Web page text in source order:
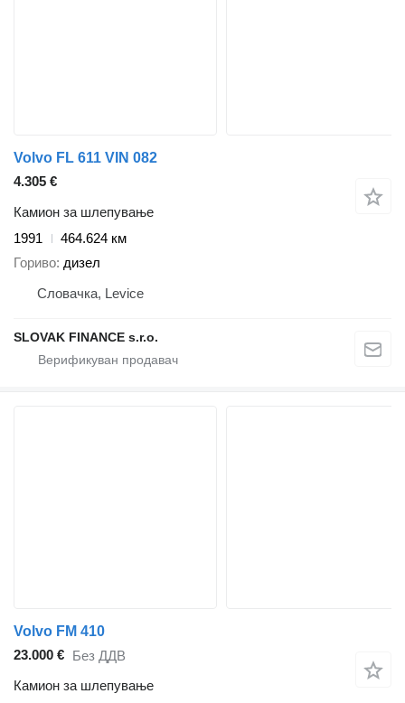
Volvo FL 611 VIN 082
4.305 €
Камион за шлепување
1991
464.624 км
Гориво дизел
Словачка, Levice
SLOVAK FINANCE s.r.o.
Volvo FM 410
23.000 € Без ДДВ
Камион за шлепување